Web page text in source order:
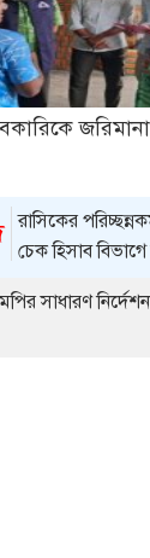
জরিমানা
রাসিকের
চেক হিসাব বিভাগে
সাধারণ